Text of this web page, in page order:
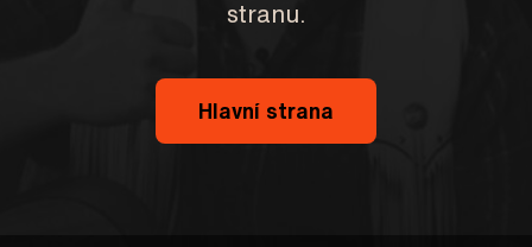
stranu.
Hlavní strana